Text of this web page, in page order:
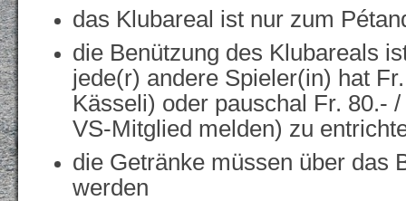
das Klubareal ist nur zum
die Benützung des Klubareals
jede(r) andere Spieler(in) hat
Kässeli) oder pauschal Fr. 80.-
VS-Mitglied melden) zu
die Getränke müssen über das
werden